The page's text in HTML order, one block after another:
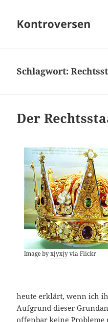
Kontroversen
Schlagwort:
Der
Image byxjyxjyvia Flickr
heute erklärt, wenn ich
Aufgrund dieser
offenbar keine Probleme